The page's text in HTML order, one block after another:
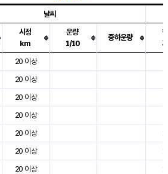
날씨, 기온, 강수, 바람, 기압등을 안내한 표입
날씨
시정
km
운량
1/10
중하운량
20 이상
20 이상
20 이상
20 이상
20 이상
20 이상
20 이상